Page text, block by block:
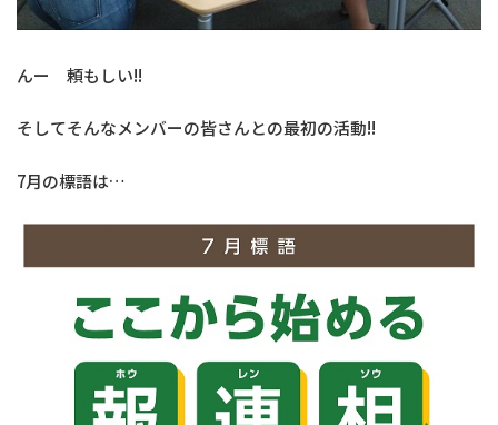
んー 頼もしい!!
そしてそんなメンバーの皆さんとの最初の活動!!
7月の標語は…